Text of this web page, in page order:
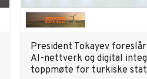
President Tokayev
AI-nettverk og digital
toppmøte for turkiske